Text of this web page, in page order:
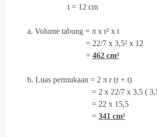
t = 12 cm
a. Volume tabung = π x r² x t
= 22/7 x 3,5² x 12
= 462 cm³
b. Luas permukaan = 2 π r (r + t)
= 2 x 22/7 x 3,5 ( 3,5 +
= 22 x 15,5
= 341 cm²